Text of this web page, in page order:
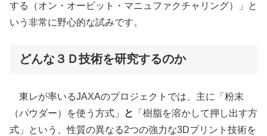
する（オン・オービット・マニュファクチャリング）」と
いう非常に野心的な試みです。
どんな３Ｄ技術を研究するのか
東レが率いるJAXAのプロジェクトでは、主に「粉末
（パウダー）を使う方式」
と
「樹脂を溶かして押し出す方
式」という、性質の異なる2つの強力な3Dプリント技術を